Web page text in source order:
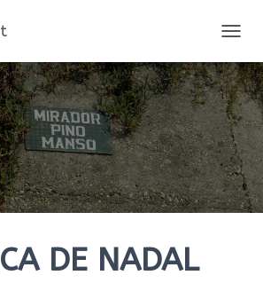
A
M
B
I
A
R
M
O
D
O
DE NADAL